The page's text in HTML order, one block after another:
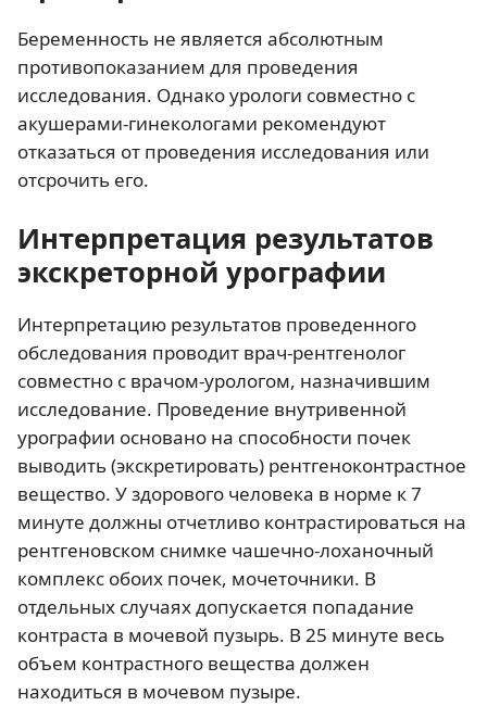
Беременность не является абсолютным
противопоказанием для проведения
исследования. Однако урологи совместно с
акушерами-гинекологами рекомендуют
отказаться от проведения исследования или
отсрочить его.
Интерпретация результатов
экскреторной урографии
Интерпретацию результатов проведенного
обследования проводит врач-рентгенолог
совместно с врачом-урологом, назначившим
исследование. Проведение внутривенной
урографии основано на способности почек
выводить (экскретировать) рентгеноконтрастное
вещество. У здорового человека в норме к 7
минуте должны отчетливо контрастироваться на
рентгеновском снимке чашечно-лоханочный
комплекс обоих почек, мочеточники. В
отдельных случаях допускается попадание
контраста в мочевой пузырь. В 25 минуте весь
объем контрастного вещества должен
находиться в мочевом пузыре.